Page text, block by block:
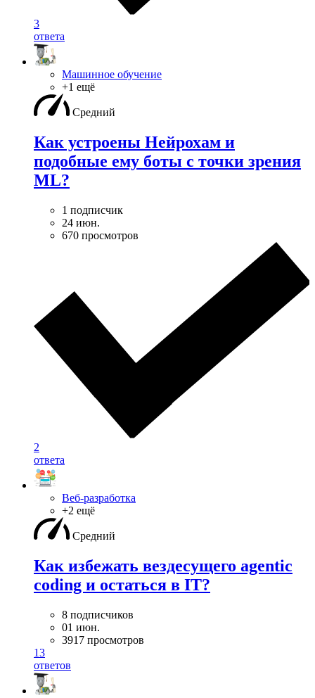
3
ответа
Машинное обучение
+1 ещё
Средний
Как устроены Нейрохам и
подобные ему боты с точки зрения
ML?
1 подписчик
24 июн.
670 просмотров
2
ответа
Веб-разработка
+2 ещё
Средний
Как избежать вездесущего agentic
coding и остаться в IT?
8 подписчиков
01 июн.
3917 просмотров
13
ответов